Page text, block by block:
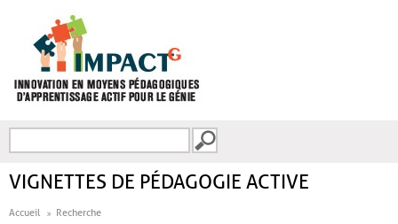
FORMULAIRE DE
VIGNETTES DE PÉDAGOGIE ACTIVE
Accueil Recherche